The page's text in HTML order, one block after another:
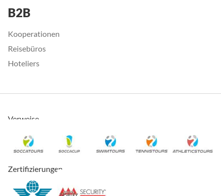
B2B
Kooperationen
Reisebüros
Hoteliers
Verweise
Zertifizierungen